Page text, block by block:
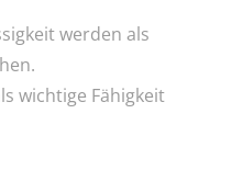
werden als
wichtige Fähigkeit